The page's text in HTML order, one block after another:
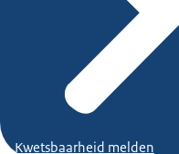
Kwetsbaarheid melden